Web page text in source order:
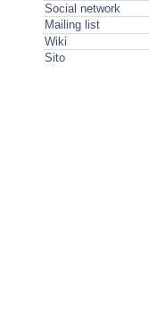
Social network
Mailing list
Wiki
Sito